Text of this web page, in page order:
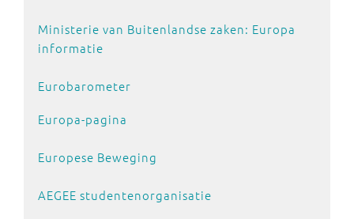
Ministerie van Buitenlandse zaken: Europa
informatie
Eurobarometer
Europa-pagina
Europese Beweging
AEGEE studentenorganisatie